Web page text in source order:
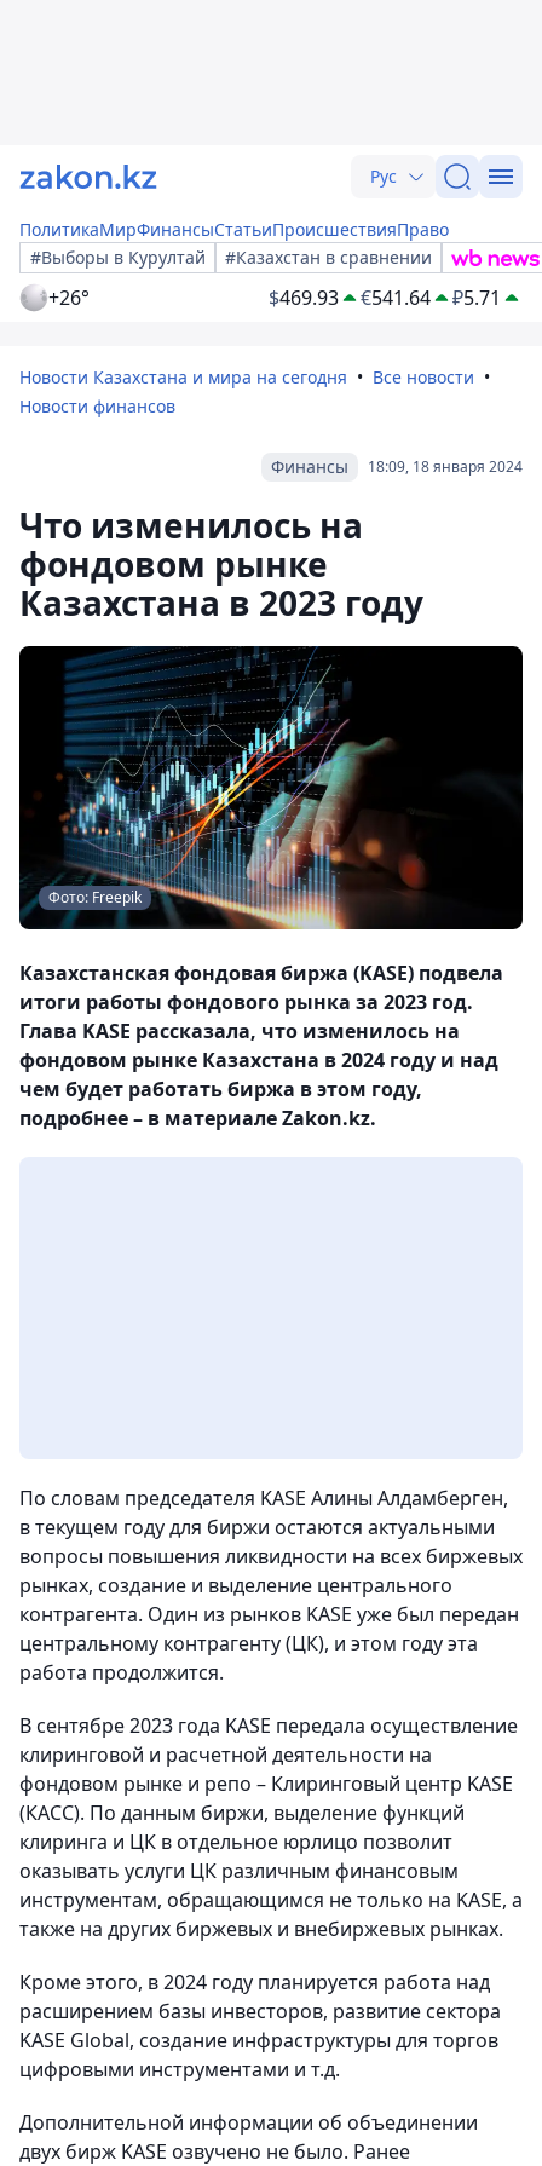
Рус
ПолитикаМирФинансыСтатьиПроисшествияПраво
#Выборы в Курултай
#Казахстан в сравнении
+26° $469.93 €541.64 ₽5.71
Новости Казахстана и мира на сегодня
Все новости
Новости финансов
18:09, 18 января 2024
Финансы
Что изменилось на
фондовом рынке
Казахстана в 2023 году
Фото: Freepik
Казахстанская фондовая биржа (KASE) подвела
итоги работы фондового рынка за 2023 год.
Глава KASE рассказала, что изменилось на
фондовом рынке Казахстана в 2024 году и над
чем будет работать биржа в этом году,
подробнее – в материале Zakon.kz.
По словам председателя KASE Алины Алдамберген,
в текущем году для биржи остаются актуальными
вопросы повышения ликвидности на всех биржевых
рынках, создание и выделение центрального
контрагента. Один из рынков KASE уже был передан
центральному контрагенту (ЦК), и этом году эта
работа продолжится.
В сентябре 2023 года KASE передала осуществление
клиринговой и расчетной деятельности на
фондовом рынке и репо – Клиринговый центр KASE
(КАСС). По данным биржи, выделение функций
клиринга и ЦК в отдельное юрлицо позволит
оказывать услуги ЦК различным финансовым
инструментам, обращающимся не только на KASE, а
также на других биржевых и внебиржевых рынках.
Кроме этого, в 2024 году планируется работа над
расширением базы инвесторов, развитие сектора
KASE Global, создание инфраструктуры для торгов
цифровыми инструментами и т.д.
Дополнительной информации об объединении
двух бирж KASE озвучено не было. Ранее